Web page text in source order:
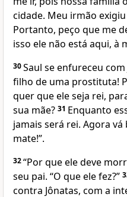
cidade. Meu irmão
Portanto, peço que me
isso ele não está aqui, à
30Saul se enfureceu com
filho de uma prostituta!
quer que ele seja rei,
sua mãe? 31 Enquanto
jamais será rei. Agora
mate!”.
32“Por que ele deve
seu pai. “O que ele fez?”
contra Jônatas, com a